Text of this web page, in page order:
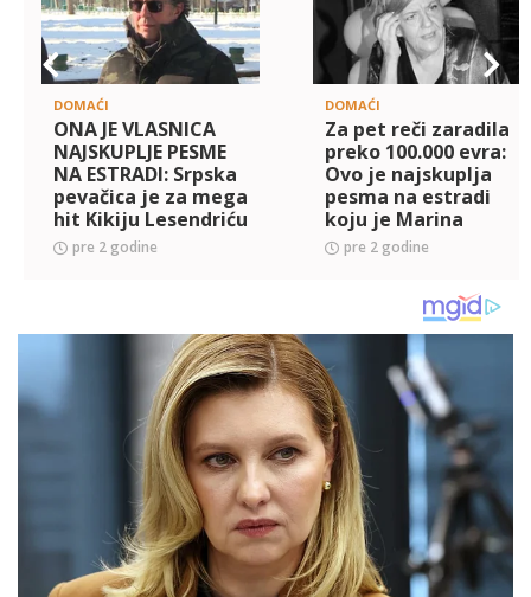
DOMAĆI
ONA JE VLASNICA
NAJSKUPLJE PESME
NA ESTRADI: Srpska
pevačica je za mega
hit Kikiju Lesendriću
dala 30.000 evra i
nije se pokajala
pre 2 godine
DOMAĆI
Za pet reči zaradila
preko 100.000 evra:
Ovo je najskuplja
pesma na estradi
koju je Marina
Tucaković napisala
pre 2 godine